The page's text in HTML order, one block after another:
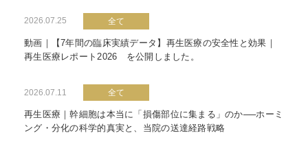
2026.07.25 全て
動画｜【7年間の臨床実績データ】再生医療の安全性と効果｜
再生医療レポート2026 を公開しました。
2026.07.11 全て
再生医療｜幹細胞は本当に「損傷部位に集まる」のか──ホーミ
ング・分化の科学的真実と、当院の送達経路戦略